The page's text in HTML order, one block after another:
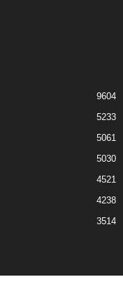
9604
5233
5061
5030
4521
4238
3514